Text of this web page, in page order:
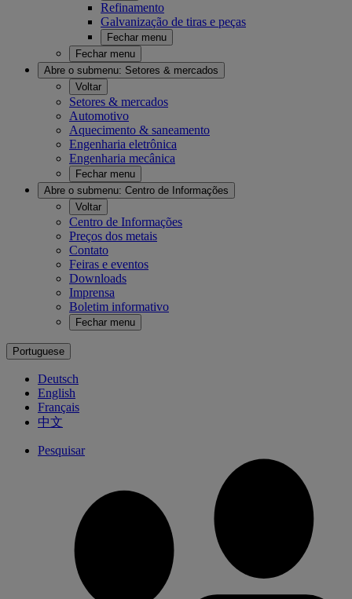
Refinamento
Galvanização de tiras e peças
Fechar menu
Fechar menu
Abre o submenu: Setores & mercados
Voltar
Setores & mercados
Automotivo
Aquecimento & saneamento
Engenharia eletrônica
Engenharia mecânica
Fechar menu
Abre o submenu: Centro de Informações
Voltar
Centro de Informações
Preços dos metais
Contato
Feiras e eventos
Downloads
Imprensa
Boletim informativo
Fechar menu
Portuguese
Deutsch
English
Français
中文
Pesquisar